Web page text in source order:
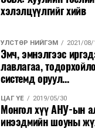
хэлэлцүүлгийг хийв
УЛСТӨР НИЙГЭМ 2021/08/
Эмч, эмнэлгээс
лавлагаа,
системд оруул...
ЦАГ ҮЕ 2019/05/30
Монгол хүү АНУ-ын
инээдмийн шоуны